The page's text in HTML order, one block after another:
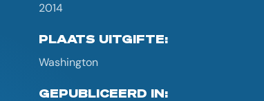
2014
PLAATS UITGIFTE:
Washington
GEPUBLICEERD IN: